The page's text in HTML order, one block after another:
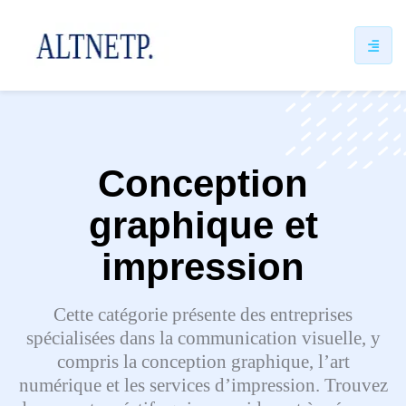
Conception
graphique et
impression
Cette catégorie présente des entreprises
spécialisées dans la communication visuelle, y
compris la conception graphique, l’art
numérique et les services d’impression. Trouvez